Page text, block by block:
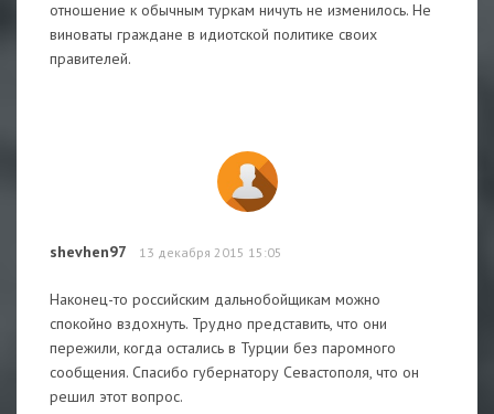
отношение к обычным туркам ничуть не изменилось. Не
виноваты граждане в идиотской политике своих
правителей.
shevhen97 13 декабря 2015 15:05
Наконец-то российским дальнобойщикам можно
спокойно вздохнуть. Трудно представить, что они
пережили, когда остались в Турции без паромного
сообщения. Спасибо губернатору Севастополя, что он
решил этот вопрос.